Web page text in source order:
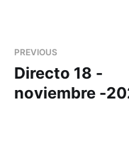
PREVIOUS
Directo 18 -
noviembre -